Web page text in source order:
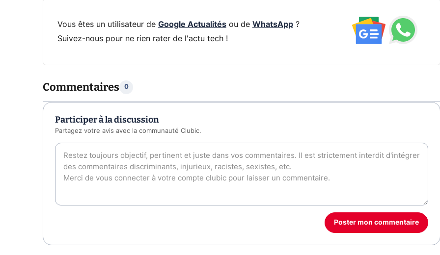
Vous êtes un utilisateur de Google Actualitésou de WhatsApp?
Suivez-nous pour ne rien rater de l'actu tech !
Commentaires 0
Participer à la discussion
Partagez votre avis avec la communauté Clubic.
Poster mon commentaire